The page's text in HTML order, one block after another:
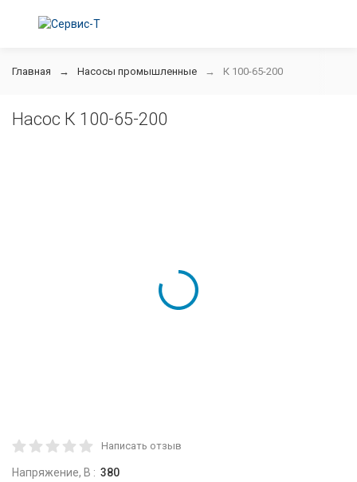
Главная Насосы промышленные К 100-65-200
Насос К 100-65-200
Написать отзыв
Напряжение, В : 380